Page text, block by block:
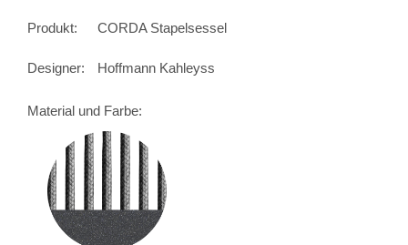
Produkt: CORDA Stapelsessel
Designer: Hoffmann Kahleyss
Material und Farbe: